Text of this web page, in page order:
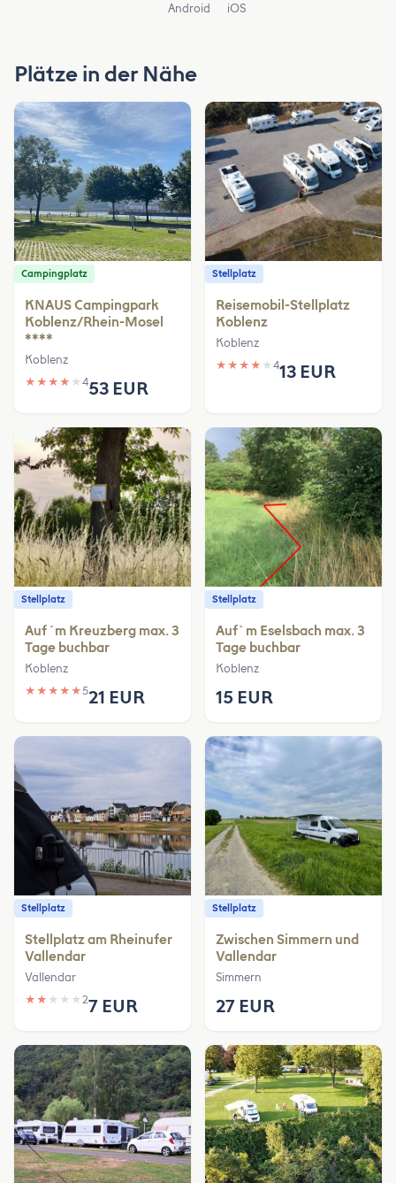
Android iOS
Plätze in der Nähe
Campingplatz
KNAUS Campingpark
Koblenz/Rhein-Mosel
****
Koblenz
★ ★ ★ ★ ★ 453 EUR
Stellplatz
Reisemobil-Stellplatz
Koblenz
Koblenz
★ ★ ★ ★ ★ 413 EUR
Stellplatz
Auf´m Kreuzberg max. 3
Tage buchbar
Koblenz
★ ★ ★ ★ ★521 EUR
Stellplatz
Auf`m Eselsbach max. 3
Tage buchbar
Koblenz
15 EUR
Stellplatz
Stellplatz am Rheinufer
Vallendar
Vallendar
★ ★ ★ ★ ★ 27 EUR
Stellplatz
Zwischen Simmern und
Vallendar
Simmern
27 EUR